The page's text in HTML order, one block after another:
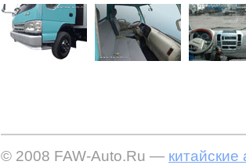
© 2008 FAW-Auto.Ru —